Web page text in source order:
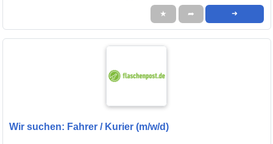
★ ➦ ➜
Wir suchen: Fahrer / Kurier (m/w/d)